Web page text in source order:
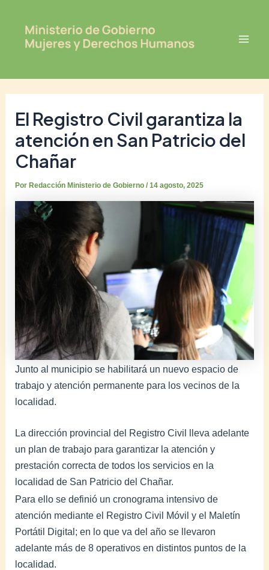
contenido
El Registro Civil garantiza la
atención en San Patricio del
Chañar
Por Redacción Ministerio de Gobierno/14 agosto, 2025
Junto al municipio se habilitará un nuevo espacio de
trabajo y atención permanente para los vecinos de la
localidad.
La dirección provincial del Registro Civil lleva adelante
un plan de trabajo para garantizar la atención y
prestación correcta de todos los servicios en la
localidad de San Patricio del Chañar.
Para ello se definió un cronograma intensivo de
atención mediante el Registro Civil Móvil y el Maletín
Portátil Digital; en lo que va del año se llevaron
adelante más de 8 operativos en distintos puntos de la
localidad.
navigation